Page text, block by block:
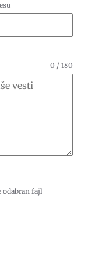
0 / 180
odabran fajl